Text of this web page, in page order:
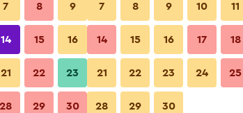
Ver precios
Ver precios
Playa
Fotos
7 8 9
14 15 16
21 22 23
28 29 30
7 8 9 10 11
14 15 16 17 18
21 22 23 24 25
28 29 30